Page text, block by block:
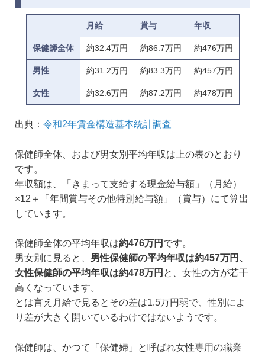
月給 賞与 年収
保健師全体 約32.4万円 約86.7万円 約476万円
男性 約31.2万円 約83.3万円 約457万円
女性 約32.6万円 約87.2万円 約478万円
出典： 令和2年賃金構造基本統計調査
保健師全体、および男女別平均年収は上の表のとおり
です。
年収額は、「きまって支給する現金給与額」（月給）
×12＋「年間賞与その他特別給与額」（賞与）にて算出
しています。
保健師全体の平均年収は約476万円 です。
男女別に見ると、 男性保健師の平均年収は約457万円、
女性保健師の平均年収は約478万円 と、女性の方が若干
高くなっています。
とは言え月給で見るとその差は1.5万円弱で、性別によ
り差が大きく開いているわけではないようです。
保健師は、かつて「保健婦」と呼ばれ女性専用の職業